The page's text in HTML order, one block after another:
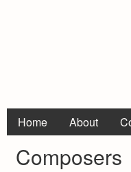
Home About
Composers